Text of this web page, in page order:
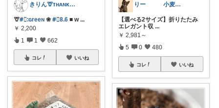
きりん🦒ᴛʜᴀɴᴋs ᴀʟᴡᴀʏs.
🦒#⃞ᱺɢreeɴ ❀ #⃞8ᱹ6 ■ ᴡ ...
￥ 2,200
1 1 662
コレ いいね
りー 小麦収穫8月中旬まで？
【選べる2サイズ】折りたたみ
エレガント収 ...
￥ 2,981～
5 0 480
コレ いいね